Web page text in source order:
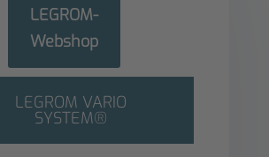
LEGROM-
Webshop
LEGROM VARIO
SYSTEM®